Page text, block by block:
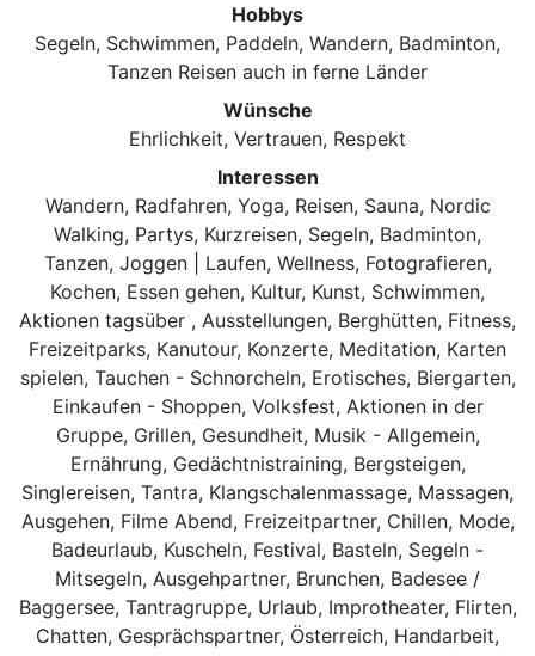
Hobbys
Segeln, Schwimmen, Paddeln, Wandern, Badminton,
Tanzen Reisen auch in ferne Länder
Wünsche
Ehrlichkeit, Vertrauen, Respekt
Interessen
Wandern, Radfahren, Yoga, Reisen, Sauna, Nordic
Walking, Partys, Kurzreisen, Segeln, Badminton,
Tanzen, Joggen | Laufen, Wellness, Fotografieren,
Kochen, Essen gehen, Kultur, Kunst, Schwimmen,
Aktionen tagsüber , Ausstellungen, Berghütten, Fitness,
Freizeitparks, Kanutour, Konzerte, Meditation, Karten
spielen, Tauchen - Schnorcheln, Erotisches, Biergarten,
Einkaufen - Shoppen, Volksfest, Aktionen in der
Gruppe, Grillen, Gesundheit, Musik - Allgemein,
Ernährung, Gedächtnistraining, Bergsteigen,
Singlereisen, Tantra, Klangschalenmassage, Massagen,
Ausgehen, Filme Abend, Freizeitpartner, Chillen, Mode,
Badeurlaub, Kuscheln, Festival, Basteln, Segeln -
Mitsegeln, Ausgehpartner, Brunchen, Badesee /
Baggersee, Tantragruppe, Urlaub, Improtheater, Flirten,
Chatten, Gesprächspartner, Österreich, Handarbeit,